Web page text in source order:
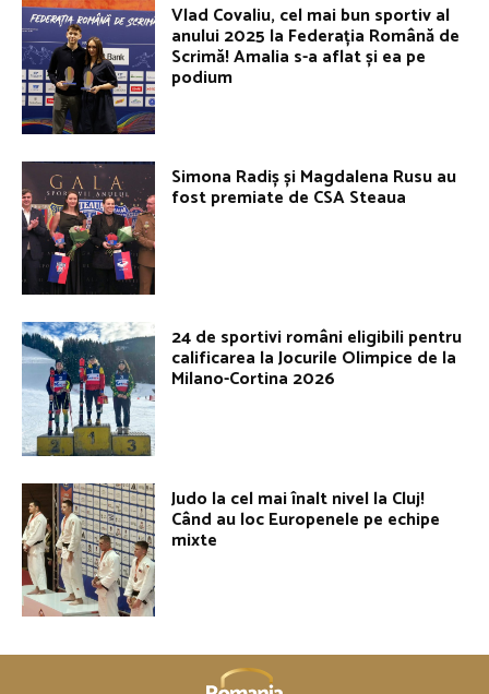
Vlad Covaliu, cel mai bun sportiv al
anului 2025 la Federația Română de
Scrimă! Amalia s-a aflat și ea pe
podium
Simona Radiș și Magdalena Rusu au
fost premiate de CSA Steaua
24 de sportivi români eligibili pentru
calificarea la Jocurile Olimpice de la
Milano-Cortina 2026
Judo la cel mai înalt nivel la Cluj!
Când au loc Europenele pe echipe
mixte